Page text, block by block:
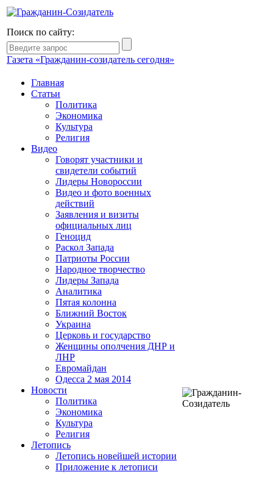
Поиск по сайту:
Газета «Гражданин-созидатель сегодня»
Главная
Статьи
Политика
Экономика
Культура
Религия
Видео
Говорят участники и
свидетели событий
Лидеры Новороссии
Видео и фото военных
действий
Заявления и визиты
официальных лиц
Геноцид
Раскол Запада
Патриоты России
Народное творчество
Лидеры Запада
Аналитика
Пятая колонна
Ближний Восток
Украина
Церковь и государство
Женщины ополчения ДНР и
ЛНР
Евромайдан
Одесса 2 мая 2014
Новости
Политика
Экономика
Культура
Религия
Летопись
Летопись новейшей истории
Приложение к летописи